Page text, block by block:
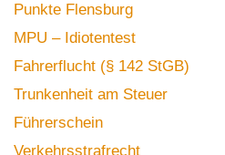
Punkte Flensburg
MPU – Idiotentest
Fahrerflucht (§ 142 StGB)
Trunkenheit am Steuer
Führerschein
Verkehrsstrafrecht